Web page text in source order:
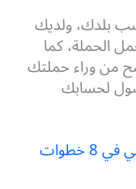
بلدك، ولديك
الحملة، كما
من وراء حملتك
لحسابك
كيفية تصميم إعلان احترافي في 8 خطوات